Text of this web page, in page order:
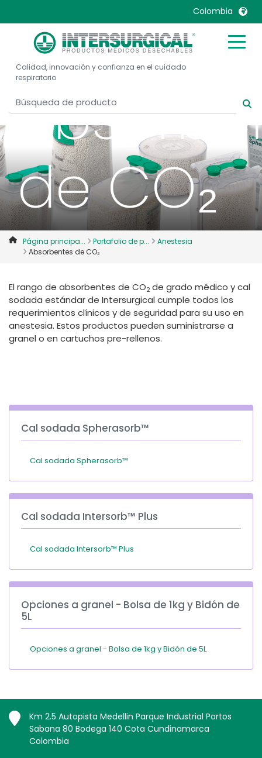
Colombia
United Kingdom
United States
België, Nederlands
Belgique, Français
Canada, English
Canada, Français
China
Colombia
Denmark
Deutschland
France
Mexico
Nederlands
Norway
Portugal
Russia
International English
Calidad, innovación y confianza en el cuidado
respiratorio
de CO₂
Página principa... Portafolio de p...
Anestesia
Absorbentes de CO₂
El rango de absorbentes de CO2de grado médico y cal
sodada estándar de Intersurgical cumple todos los
requerimientos clínicos y de seguridad para su uso en
anestesia. Estos productos pueden suministrarse a
granel o en cartuchos pre-rellenos.
Cal sodada Spherasorb™
Cal sodada Spherasorb™
Cal sodada Intersorb™ Plus
Cal sodada Intersorb™ Plus
Opciones a granel - Bolsa de 1kg y Bidón de
5L
Opciones a granel - Bolsa de 1kg y Bidón de 5L
Km 2.5 Autopista Medellin Parque Industrial Portos
Sabana 80 Bodega 140 Cota Cundinamarca
Colombia